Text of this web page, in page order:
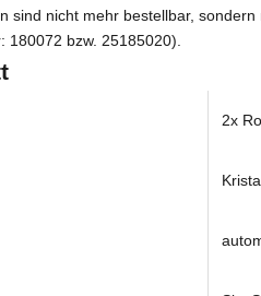
sind nicht mehr bestellbar, sondern
180072 bzw. 25185020).
2x